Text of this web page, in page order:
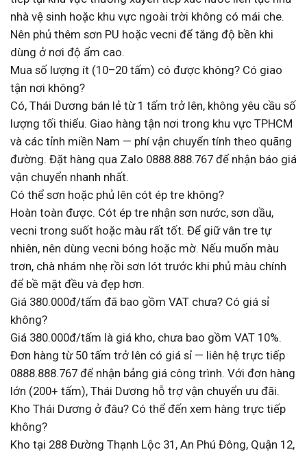
nhà vệ sinh hoặc khu vực ngoài trời không có mái che.
Nên phủ thêm sơn PU hoặc vecni để tăng độ bền khi
dùng ở nơi độ ẩm cao.
Mua số lượng ít (10–20 tấm) có được không? Có giao
tận nơi không?
Có, Thái Dương bán lẻ từ 1 tấm trở lên, không yêu cầu số
lượng tối thiểu. Giao hàng tận nơi trong khu vực TPHCM
và các tỉnh miền Nam — phí vận chuyển tính theo quãng
đường. Đặt hàng qua Zalo 0888.888.767 để nhận báo giá
vận chuyển nhanh nhất.
Có thể sơn hoặc phủ lên cót ép tre không?
Hoàn toàn được. Cót ép tre nhận sơn nước, sơn dầu,
vecni trong suốt hoặc màu rất tốt. Để giữ vân tre tự
nhiên, nên dùng vecni bóng hoặc mờ. Nếu muốn màu
trơn, chà nhám nhẹ rồi sơn lót trước khi phủ màu chính
để bề mặt đều và đẹp hơn.
Giá 380.000đ/tấm đã bao gồm VAT chưa? Có giá sỉ
không?
Giá 380.000đ/tấm là giá kho, chưa bao gồm VAT 10%.
Đơn hàng từ 50 tấm trở lên có giá sỉ — liên hệ trực tiếp
0888.888.767 để nhận bảng giá công trình. Với đơn hàng
lớn (200+ tấm), Thái Dương hỗ trợ vận chuyển ưu đãi.
Kho Thái Dương ở đâu? Có thể đến xem hàng trực tiếp
không?
Kho tại 288 Đường Thạnh Lộc 31, An Phú Đông, Quận 12,